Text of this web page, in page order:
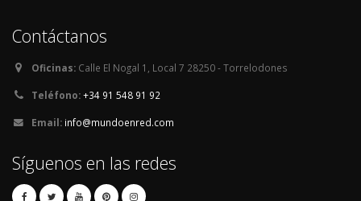
Contáctanos
Oficinas: Calle El Nogal 1, Local 7 28250 - Torrelodones
Teléfono:+34 91 548 91 92
Email: info@mundoenred.com
Síguenos en las redes